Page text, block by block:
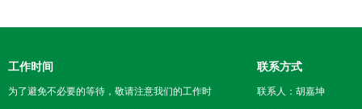
工作时间
为了避免不必要的等待，敬请注意我们的工作时
联系方式
联系人：胡嘉坤